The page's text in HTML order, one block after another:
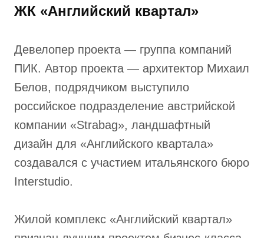
ЖК «Английский квартал»
Девелопер проекта — группа компаний
ПИК. Автор проекта — архитектор Михаил
Белов, подрядчиком выступило
российское подразделение австрийской
компании «Strabag», ландшафтный
дизайн для «Английского квартала»
создавался с участием итальянского бюро
Interstudio.
Жилой комплекс «Английский квартал»